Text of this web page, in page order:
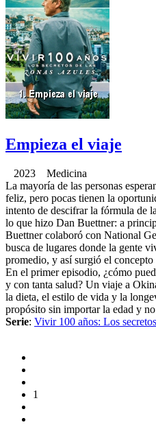
Empieza el viaje
2023 Medicina
La mayoría de las personas
feliz, pero pocas tienen la
intento de descifrar la fórmula de
lo que hizo Dan Buettner: a
Buettner colaboró con National
busca de lugares donde la gente
promedio, y así surgió el
En el primer episodio, ¿cómo
y con tanta salud? Un viaje a
la dieta, el estilo de vida y la
propósito sin importar la edad y
Serie: Vivir 100 años: Los
1